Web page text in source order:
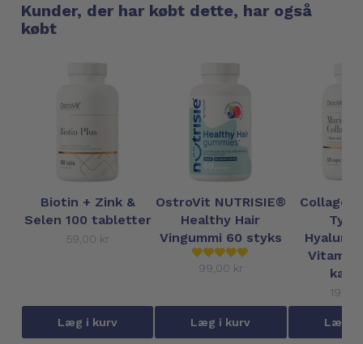
Kunder, der har købt dette, har også
købt
Biotin + Zink &
Selen 100 tabletter
59,00 kr
Læg i kurv
OstroVit NUTRISIE®
Healthy Hair
Vingummi 60 styks
99,00 kr
Læg i kurv
Vitamin-
Læg i